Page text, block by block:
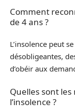
Comment
de 4 ans ?
L’insolence peut
désobligeantes,
d’obéir aux
Quelles sont
l’insolence ?